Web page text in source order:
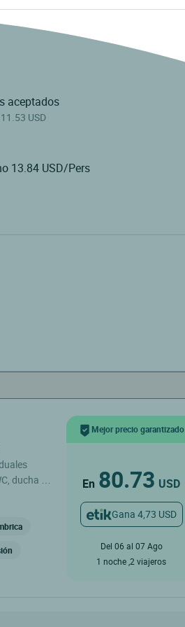
aceptados
USD
13.84 USD/Pers
ducha o
Mejor precio garantizado
En 80.73 USD
Gana 4,73 USD
Del 06 al 07 Ago
1 noche ,2 viajeros